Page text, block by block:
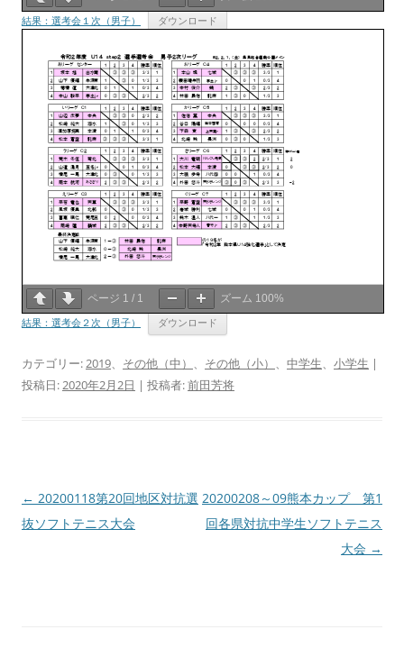
結果：選考会１次（男子） ダウンロード
ページ 1 / 1 ズーム 100%
結果：選考会２次（男子） ダウンロード
カテゴリー:2019、 その他（中） 、 その他（小） 、 中学生、 小学生 |
投稿日:2020年2月2日 | 投稿者:前田芳将
投
稿
← 20200118第20回地区対抗選
抜ソフトテニス大会
20200208～09熊本カップ 第1
回各県対抗中学生ソフトテニス
大会 →